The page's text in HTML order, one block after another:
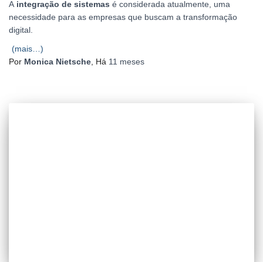
A integração de sistemas é considerada atualmente, uma
necessidade para as empresas que buscam a transformação
digital.
(mais…)
Por Monica Nietsche , Há 11 meses